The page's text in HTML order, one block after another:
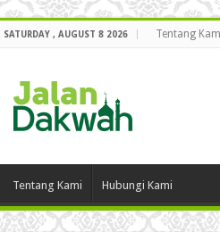
SATURDAY , AUGUST 8 2026 Tentang
Tentang Kami Hubungi Kami